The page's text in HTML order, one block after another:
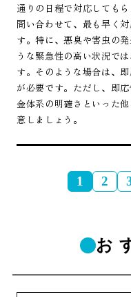
通りの日程で対応しても
問い合わせて、最も早く
す。特に、悪臭や害虫の
うな緊急性の高い状況で
す。そのような場合は、
が必要です。ただし、即
金体系の明確さといった
意しましょう。
1 2
お